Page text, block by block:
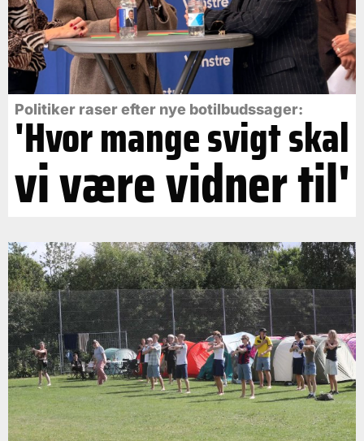
Politiker raser efter nye botilbudssager:
'Hvor mange svigt skal
vi være vidner til'